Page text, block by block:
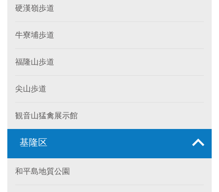
硬漢嶺歩道
牛寮埔歩道
福隆山歩道
尖山歩道
観音山猛禽展示館
基隆区
和平島地質公園